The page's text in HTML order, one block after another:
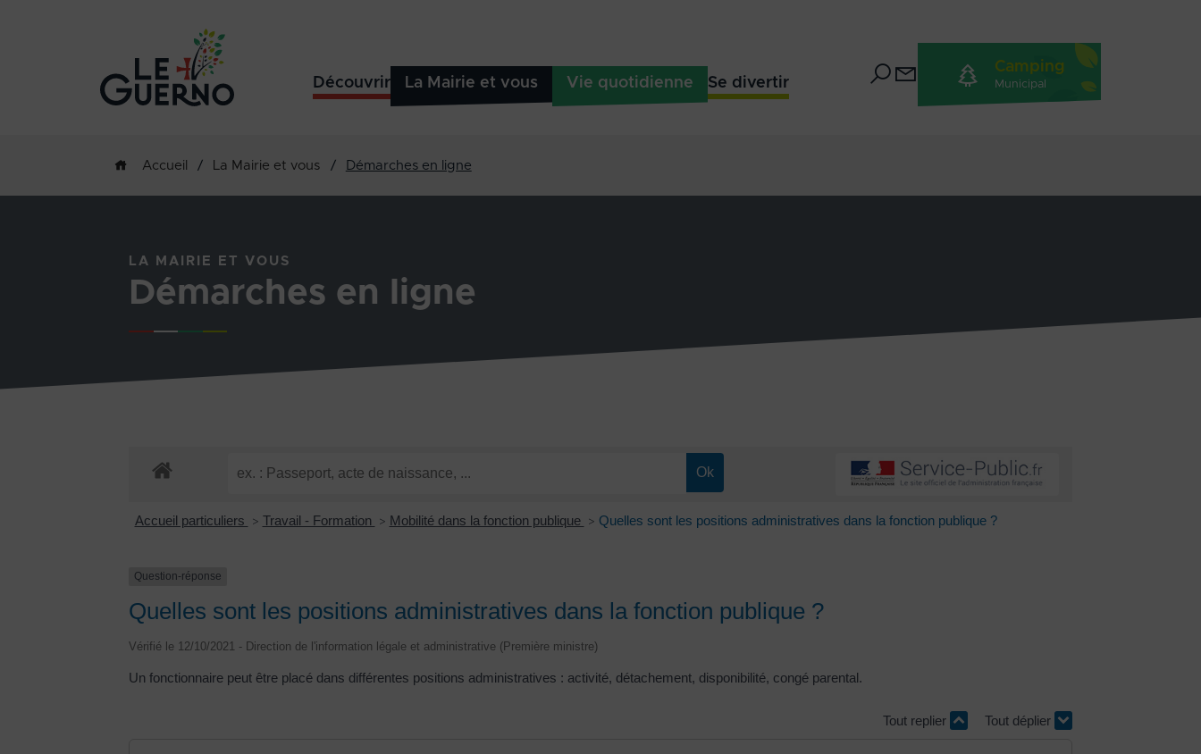
Découvrir La Mairie et vous Vie quotidienne Se divertir
Camping
Municipal
Accueil / La Mairie et vous / Démarches en ligne
LA MAIRIE ET VOUS
Démarches en ligne
Accueil particuliers > Travail - Formation > Mobilité dans la fonction publique > Quelles sont les positions administratives dans la fonction publique ?
Question-réponse
Quelles sont les positions administratives dans la fonction publique ?
Vérifié le 12/10/2021 - Direction de l'information légale et administrative (Première ministre)
Un fonctionnaire peut être placé dans différentes positions administratives : activité, détachement, disponibilité, congé parental.
Tout replier Tout déplier